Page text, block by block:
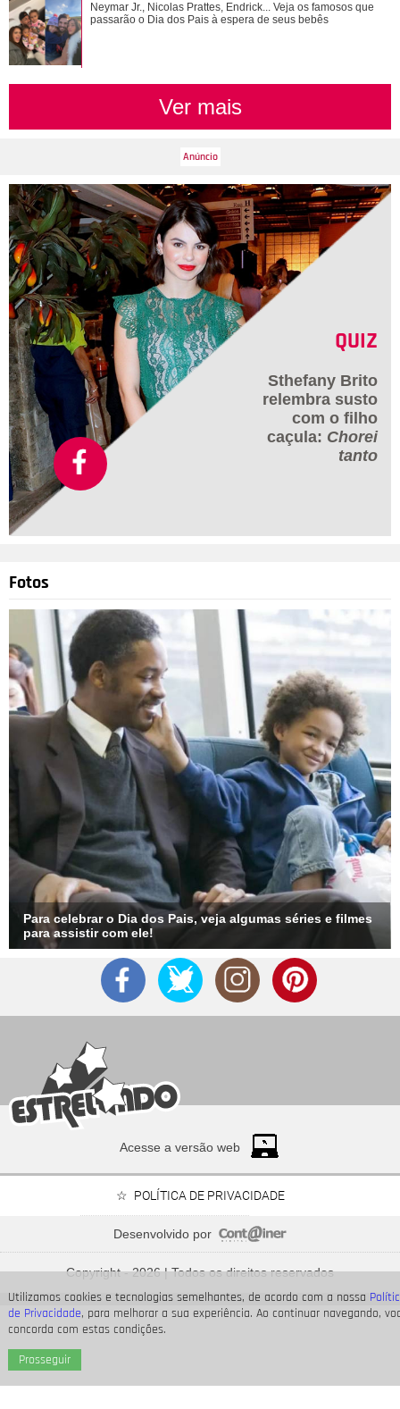
Utilizamos cookies e tecnologias semelhantes, de acordo com a nossa
de Privacidade, para melhorar a sua experiência. Ao continuar navegando,
concorda com estas condições.
Prosseguir
Ariana Grande faz desabafo em show sobre decisão de
pausar a carreira: Não foi uma reação...
Neymar Jr., Nicolas Prattes, Endrick... Veja os famosos que
passarão o Dia dos Pais à espera de seus bebês
Ver mais
QUIZ
Sthefany Brito
relembra susto
com o filho
caçula: Chorei
tanto
Fotos
Para celebrar o Dia dos Pais, veja algumas séries e filmes
para assistir com ele!
que passarão o Dia dos Pais à espera de seus bebês
Acesse a versão web
POLÍTICA DE PRIVACIDADE
Desenvolvido por
Copyright - 2026 | Todos os direitos reservados